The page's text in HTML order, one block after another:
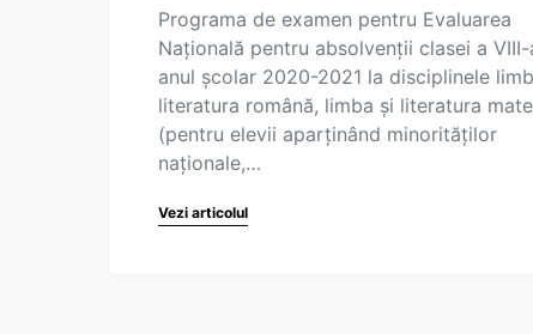
Programa de examen pentru Evaluarea
Națională pentru absolvenții clasei a VIII-
anul școlar 2020-2021 la disciplinele
literatura română, limba și literatura
(pentru elevii aparținând minorităților
naționale,…
Vezi articolul